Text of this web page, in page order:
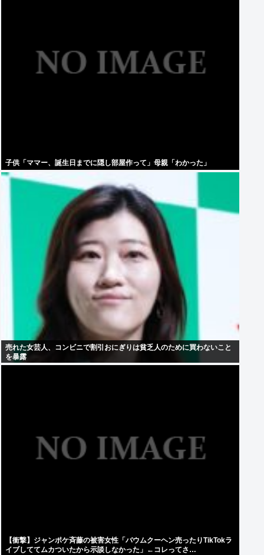
子供「ママー、誕生日までに隠し部屋作って」母親「わかった」
売れた女芸人、コンビニで割引おにぎりは貧乏人のために買わないこと
を暴露
【衝撃】ジャンポケ斉藤の被害女性「バウムクーヘン売ったりTikTokラ
イブしててムカついたから示談しなかった」←コレってさ…